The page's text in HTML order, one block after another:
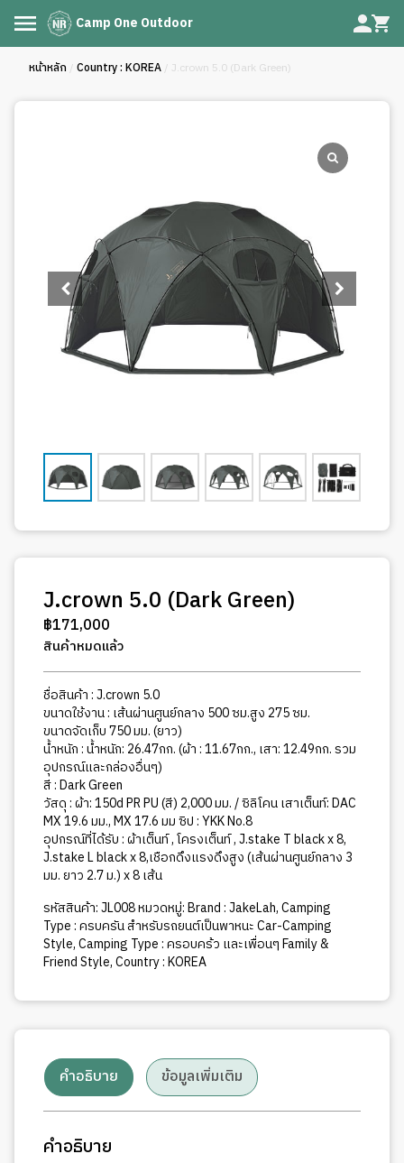
Camp One Outdoor
หน้าหลัก / Country : KOREA / J.crown 5.0 (Dark Green)
J.crown 5.0 (Dark Green)
฿171,000
สินค้าหมดแล้ว
ชื่อสินค้า : J.crown 5.0
ขนาดใช้งาน : เส้นผ่านศูนย์กลาง 500 ซม.สูง 275 ซม.
ขนาดจัดเก็บ 750 มม. (ยาว)
น้ำหนัก : น้ำหนัก: 26.47กก. (ผ้า : 11.67กก., เสา: 12.49กก. รวม
อุปกรณ์และกล่องอื่นๆ)
สี : Dark Green
วัสดุ : ผ้า: 150d PR PU (สี) 2,000 มม. / ซิลิโคน เสาเต็นท์: DAC
MX 19.6 มม., MX 17.6 มม ซิป : YKK No.8
อุปกรณ์ที่ได้รับ : ผ้าเต็นท์ , โครงเต็นท์ , J.stake T black x 8,
J.stake L black x 8,เชือกดึงแรงดึงสูง (เส้นผ่านศูนย์กลาง 3
มม. ยาว 2.7 ม.) x 8 เส้น
รหัสสินค้า:JL008หมวดหมู่:Brand : JakeLah,Camping
Type : ครบครัน สำหรับรถยนต์เป็นพาหนะ Car-Camping
Style,Camping Type : ครอบคร้ว และเพื่อนๆ Family &
Friend Style,Country : KOREA
คำอธิบาย ข้อมูลเพิ่มเติม
คำอธิบาย